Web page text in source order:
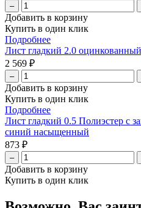
–
Добавить в корзину
Купить в один клик
Подробнее
Лист гладкий 2.0
2 569 ₽
–
Добавить в корзину
Купить в один клик
Подробнее
Лист гладкий 0.5 Полиэстер с
синий насыщенный
873 ₽
–
Добавить в корзину
Купить в один клик